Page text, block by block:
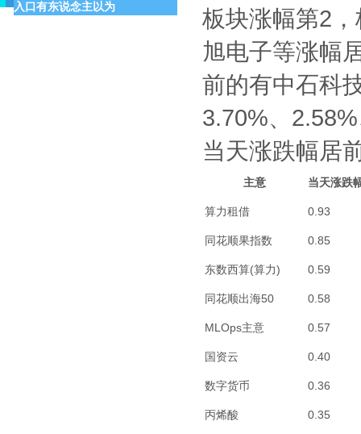
入口有东说念主以为
板块涨幅第2
旭电子等涨幅
前的有中石科
3.70%、
当天涨跌幅居
主意 当天涨跌
算力租借 0.93
同花顺果指数 0.85
东数西算(算力) 0.59
同花顺出海50 0.58
MLOps主意 0.57
国资云 0.40
数字货币 0.36
丙烯酸 0.35